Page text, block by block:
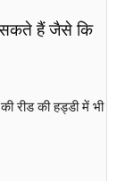
सकते हैं जैसे कि
रीड की हड्डी में भी